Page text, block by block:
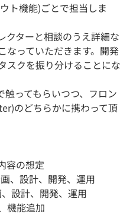
ト機能)ごとで担当しま
クターと相談のうえ詳細な
なっていただきます。開発
スクを振り分けることにな
ってもらいつつ、フロン
のどちらかに携わって頂
容の想定
、設計、開発、運用
設計、開発、運用
機能追加